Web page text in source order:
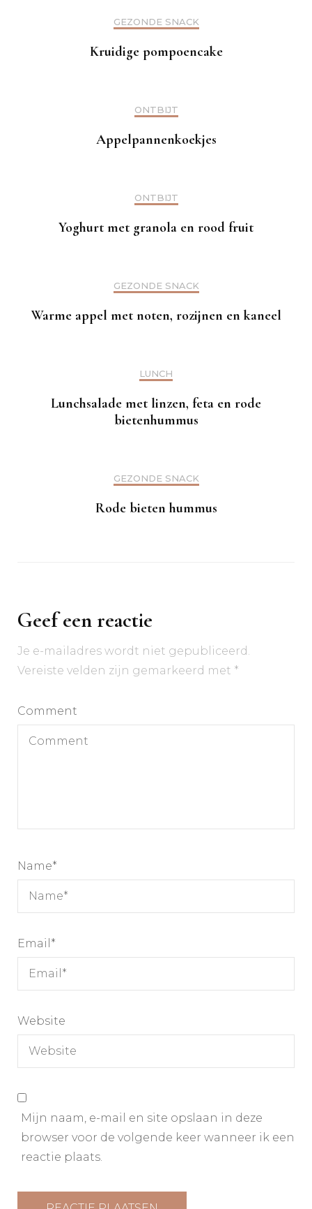
GEZONDE SNACK
Kruidige pompoencake
ONTBIJT
Appelpannenkoekjes
ONTBIJT
Yoghurt met granola en rood fruit
GEZONDE SNACK
Warme appel met noten, rozijnen en kaneel
LUNCH
Lunchsalade met linzen, feta en rode
bietenhummus
GEZONDE SNACK
Rode bieten hummus
Geef een reactie
Je e-mailadres wordt niet gepubliceerd.
Vereiste velden zijn gemarkeerd met *
Comment
Name*
Email *
Website
Mijn naam, e-mail en site opslaan in deze
browser voor de volgende keer wanneer ik een
reactie plaats.